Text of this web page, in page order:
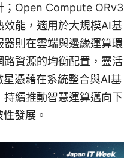
；Open Compute ORv3
能，適用於大規模AI基
則在雲端與邊緣運算環
資源的均衡配置，靈活
憑藉在系統整合與AI基
續推動智慧運算邁向下
發展。